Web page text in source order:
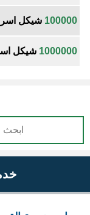
100000 شيكل
1000000 شيكل